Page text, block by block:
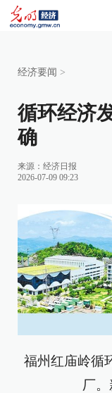
经济要闻 >
循环经济
确
来源： 经济日报
2026-07-09 09:23
福州红庙岭循
厂